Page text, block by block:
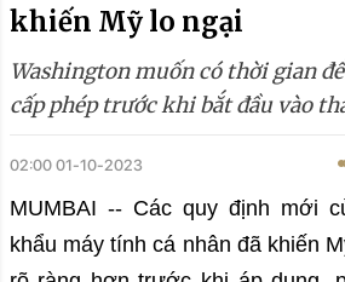
khiến Mỹ lo ngại
Washington muốn có thời gian
cấp phép trước khi bắt đầu vào
02:00 01-10-2023
MUMBAI -- Các quy định mới
khẩu máy tính cá nhân đã khiến